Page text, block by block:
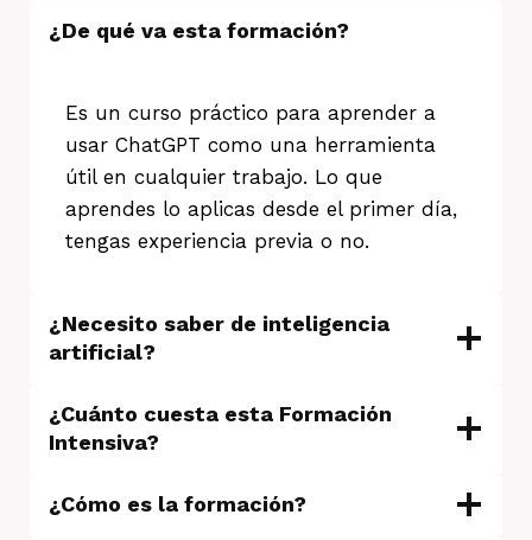
¿De qué va esta formación?
Es un curso práctico para aprender a
usar ChatGPT como una herramienta
útil en cualquier trabajo. Lo que
aprendes lo aplicas desde el primer día,
tengas experiencia previa o no.
¿Necesito saber de inteligencia
artificial?
¿Cuánto cuesta esta Formación
Intensiva?
¿Cómo es la formación?